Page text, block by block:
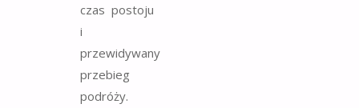
czas postoju
i
przewidywany
przebieg
podróży.